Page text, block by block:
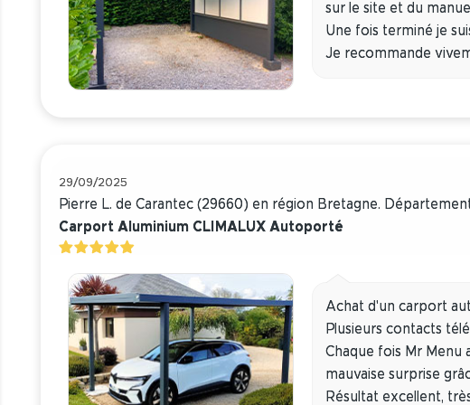
sur le site et du
Une fois terminé je
Je recommande
29/09/2025
Pierre L. de Carantec (29660) en région Bretagne.
Carport Aluminium CLIMALUX Autoporté
Achat d'un carport
Plusieurs contacts
Chaque fois Mr Menu
mauvaise surprise
Résultat excellent,